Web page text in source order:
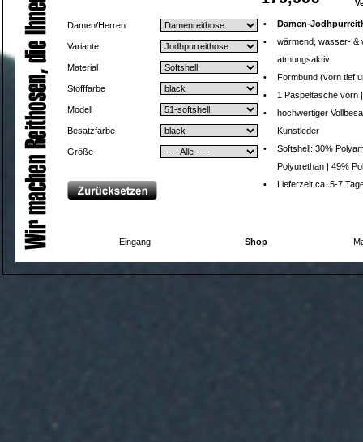
Damen/Herren
Variante
Material
Stofffarbe
Modell
Besatzfarbe
Größe
•
Damen-
•
wärmend, wasser- &
atmungsaktiv
•
Formbund (vorn tief
•
1 Paspeltasche vorn
•
hochwertiger
Kunstleder
•
Softshell: 30%
Polyurethan | 49%
•
Lieferzeit ca. 5-7
Eingang Shop